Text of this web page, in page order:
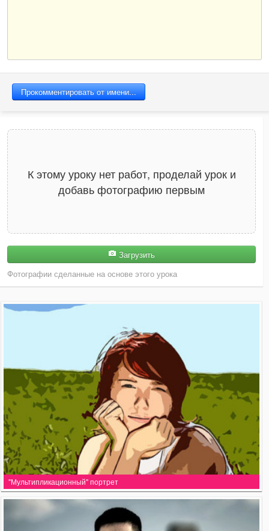
К этому уроку нет работ, проделай урок и
добавь фотографию первым
Загрузить
Фотографии сделанные на основе этого урока
"Мультипликационный" портрет